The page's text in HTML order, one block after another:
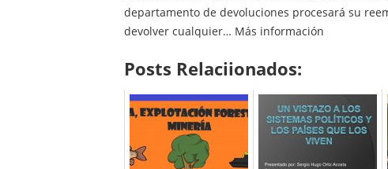
departamento de devoluciones procesará su
devolver cualquier… Más información
Posts Relaciionados: